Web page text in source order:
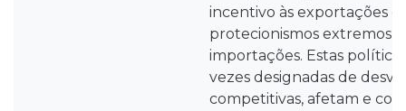
incentivo às exportações
protecionismos extremos
importações. Estas
vezes designadas de
competitivas, afetam e